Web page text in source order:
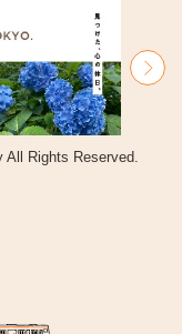
Rights Reserved.